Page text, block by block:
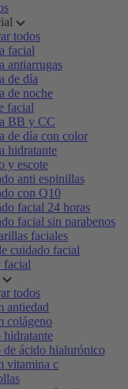
todos
facial
antiarrugas
de día
de noche
facial
BB y CC
de día con color
hidratante
y escote
anti espinillas
con Q10
facial 24 horas
facial sin parabenos
faciales
cuidado facial
facial
todos
antiedad
colágeno
hidratante
de ácido hialurónico
vitamina c